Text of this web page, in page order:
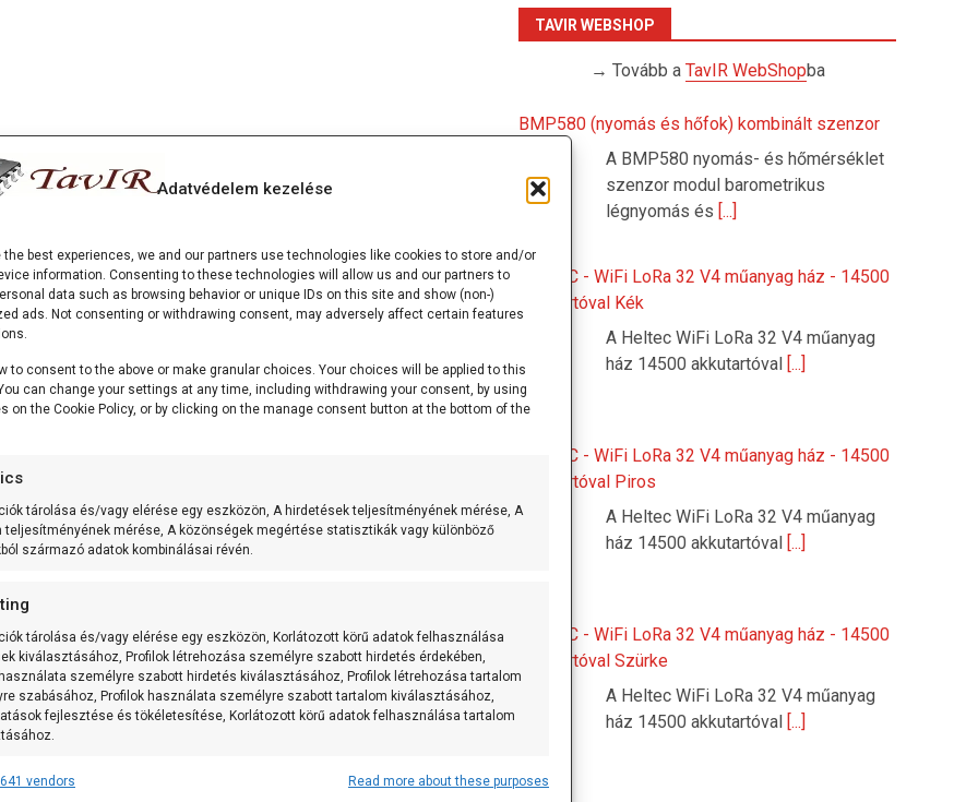
Adatvédelem kezelése
the best experiences, we and our partners use technologies like cookies to store and/or
information. Consenting to these technologies will allow us and our partners to
data such as browsing behavior or unique IDs on this site and show (non-)
ads. Not consenting or withdrawing consent, may adversely affect certain features
to consent to the above or make granular choices. Your choices will be applied to this
can change your settings at any time, including withdrawing your consent, by using
on the Cookie Policy, or by clicking on the manage consent button at the bottom of the
tárolása és/vagy elérése egy eszközön, A hirdetések teljesítményének mérése, A
teljesítményének mérése, A közönségek megértése statisztikák vagy különböző
származó adatok kombinálásai révén.
tárolása és/vagy elérése egy eszközön, Korlátozott körű adatok felhasználása
kiválasztásához, Profilok létrehozása személyre szabott hirdetés érdekében,
személyre szabott hirdetés kiválasztásához, Profilok létrehozása tartalom
szabásához, Profilok használata személyre szabott tartalom kiválasztásához,
fejlesztése és tökéletesítése, Korlátozott körű adatok felhasználása tartalom
Always active
vendors Read more about these purposes
TAVIR WEBSHOP
→ Tovább a TavIR WebShopba
BMP580 (nyomás és hőfok) kombinált szenzor
A BMP580 nyomás- és hőmérséklet
szenzor modul barometrikus
légnyomás és [...]
HELTEC - WiFi LoRa 32 V4 műanyag ház - 14500
akkutartóval Kék
A Heltec WiFi LoRa 32 V4 műanyag
ház 14500 akkutartóval
[...]
HELTEC - WiFi LoRa 32 V4 műanyag ház - 14500
akkutartóval Piros
A Heltec WiFi LoRa 32 V4 műanyag
ház 14500 akkutartóval
[...]
HELTEC - WiFi LoRa 32 V4 műanyag ház - 14500
akkutartóval Szürke
A Heltec WiFi LoRa 32 V4 műanyag
ház 14500 akkutartóval
[...]